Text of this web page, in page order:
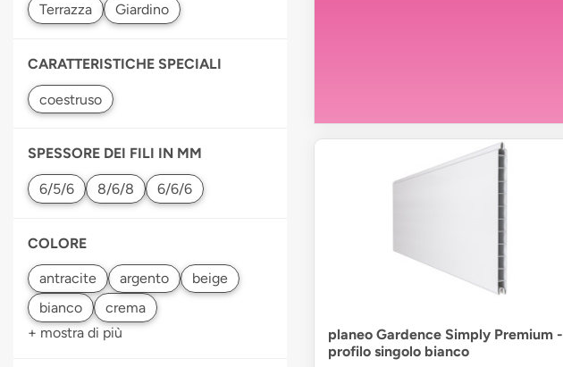
CARATTERISTICHE SPECIALI
SPESSORE DEI FILI IN MM
COLORE
antracite
+ mostra di più
planeo Gardence Simply Premium -
profilo singolo bianco